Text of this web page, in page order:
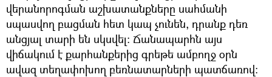
վերանորոգման աշխատանքները սահմանի
սպասվող բացման հետ կապ չունեն, դրանք դեռ
անցյալ տարի են սկսվել։ Ճանապարհն այս
վիճակում է քարհանքերից գրեթե ամբողջ օրն
ավազ տեղափոխող բեռնատարների պատճառով։